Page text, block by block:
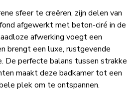
sfeer te creëren, zijn delen van
afgewerkt met beton-ciré in de
afwerking voegt een
brengt een luxe, rustgevende
De perfecte balans tussen strakke
maakt deze badkamer tot een
plek om te ontspannen.